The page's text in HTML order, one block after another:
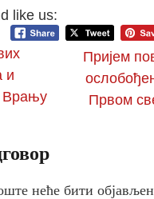
like us:
и
Врању
Пријем
Првом
неће бити